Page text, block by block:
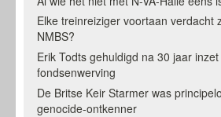
Elke treinreiziger voortaan verdacht
NMBS?
Erik Todts gehuldigd na 30 jaar
fondsenwerving
De Britse Keir Starmer was
genocide-ontkenner